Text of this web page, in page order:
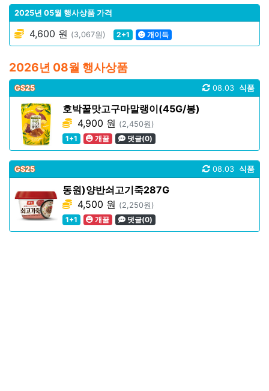
2025년 05월 행사상품 가격
4,600 원 (3,067원) 2+1 개이득
2026년 08월 행사상품
GS25 식품
08.03
호박꿀맛고구마말랭이(45G/봉)
4,900 원 (2,450원)
1+1
개꿀 댓글(0)
GS25 식품
08.03
동원)양반쇠고기죽287G
4,500 원 (2,250원)
1+1
개꿀 댓글(0)